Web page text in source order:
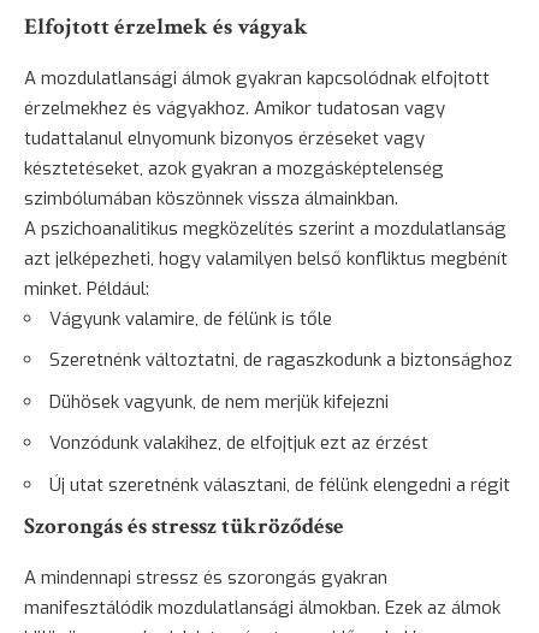
Elfojtott érzelmek és vágyak
A mozdulatlansági álmok gyakran kapcsolódnak elfojtott
érzelmekhez és vágyakhoz. Amikor tudatosan vagy
tudattalanul elnyomunk bizonyos érzéseket vagy
késztetéseket, azok gyakran a mozgásképtelenség
szimbólumában köszönnek vissza álmainkban.
A pszichoanalitikus megközelítés szerint a mozdulatlanság
azt jelképezheti, hogy valamilyen belső konfliktus megbénít
minket. Például:
Vágyunk valamire, de félünk is tőle
Szeretnénk változtatni, de ragaszkodunk a biztonsághoz
Dühösek vagyunk, de nem merjük kifejezni
Vonzódunk valakihez, de elfojtjuk ezt az érzést
Új utat szeretnénk választani, de félünk elengedni a régit
Szorongás és stressz tükröződése
A mindennapi stressz és szorongás gyakran
manifesztálódik mozdulatlansági álmokban. Ezek az álmok